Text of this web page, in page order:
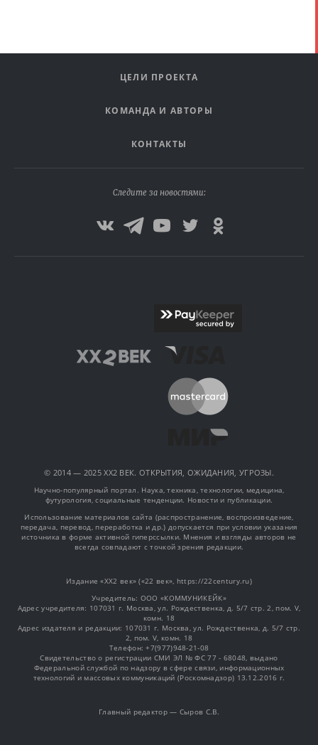
ЦЕЛИ ПРОЕКТА
КОМАНДА И АВТОРЫ
КОНТАКТЫ
Следите за новостями:
© 2014 — 2025 XX2 ВЕК. ОТКРЫТИЯ, ОЖИДАНИЯ, УГРОЗЫ.
Научно-популярный портал. Наука, техника, технологии, медицина,
футурология, социальные тенденции. Новости и публикации.
Использование материалов сайта (распространение, воспроизведение,
передача, перевод, переработка и др.) допускается при условии указания
источника в форме активной гиперссылки. Мнения и взгляды авторов не
всегда совпадают с точкой зрения редакции.
Издание «XX2 век» («22 век», https://22century.ru)
Учредитель: OOO «КОММУНИКЕЙК»
Адрес учредителя: 107031 г. Москва, ул. Рождественка, д. 5/7 стр. 2, пом. V,
комн. 18
Адрес издателя и редакции: 107031 г. Москва, ул. Рождественка, д. 5/7 стр.
2, пом. V, комн. 18
Телефон: +7(977)948-21-08
Свидетельство о регистрации СМИ ЭЛ № ФС 77 - 68048, выдано
Федеральной службой по надзору в сфере связи, информационных
технологий и массовых коммуникаций (Роскомнадзор) 13.12.2016 г.
Главный редактор — Сыров С.В.